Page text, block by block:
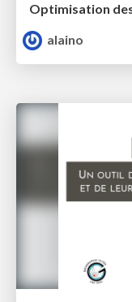
Optimisation
alaino